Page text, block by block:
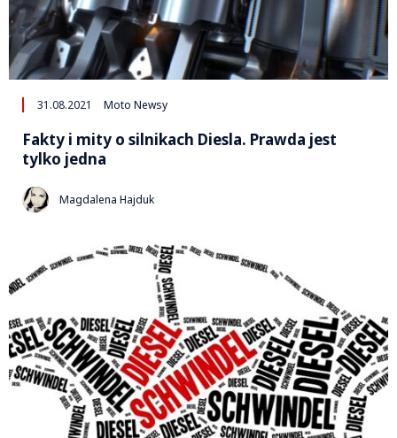
31.08.2021 Moto Newsy
Fakty i mity o silnikach Diesla. Prawda jest
tylko jedna
Magdalena Hajduk